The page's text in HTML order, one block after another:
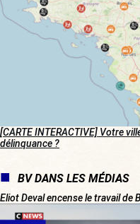
[CARTE INTERACTIVE] Votre
délinquance ?
BV DANS LES MÉDIAS
Eliot Deval encense le travail de